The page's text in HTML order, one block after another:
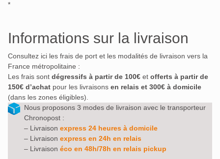
*
Informations sur la livraison
Consultez ici les frais de port et les modalités de livraison vers la
France métropolitaine :
Les frais sont dégressifs à partir de 100€ et offerts à partir de
150€ d’achat pour les livraisons en relais et 300€ à domicile
(dans les zones éligibles).
Nous proposons 3 modes de livraison avec le transporteur
Chronopost :
– Livraison express 24 heures à domicile
– Livraison express en 24h en relais
– Livraison éco en 48h/78h en relais pickup